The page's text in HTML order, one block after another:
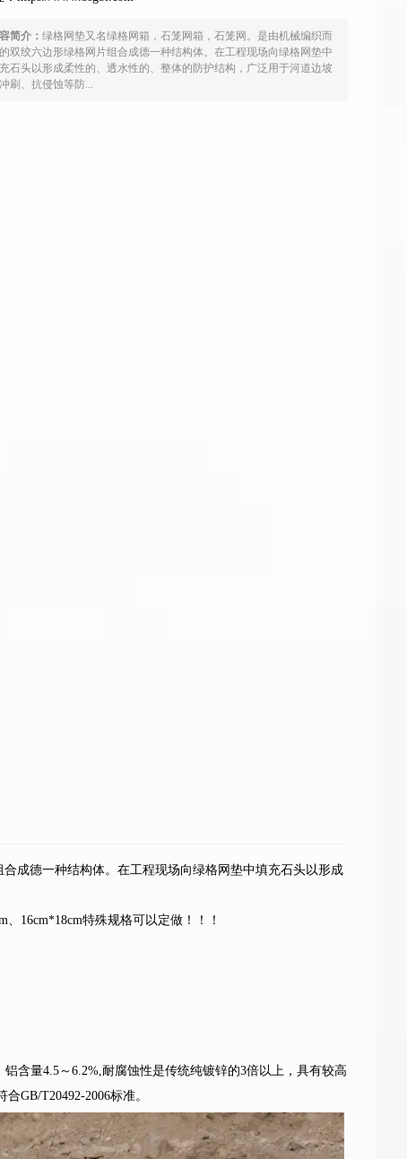
简介： 绿格网垫又名绿格网箱，石笼网箱，石笼网。是由机械编织而
双绞六边形绿格网片组合成德一种结构体。在工程现场向绿格网垫中
石头以形成柔性的、透水性的、整体的防护结构，广泛用于河道边坡
刷、抗侵蚀等防...
合成德一种结构体。在工程现场向绿格网垫中填充石头以形成
、16cm*18cm特殊规格可以定做！！！
含量4.5～6.2%,耐腐蚀性是传统纯镀锌的3倍以上，具有较高
GB/T20492-2006标准。